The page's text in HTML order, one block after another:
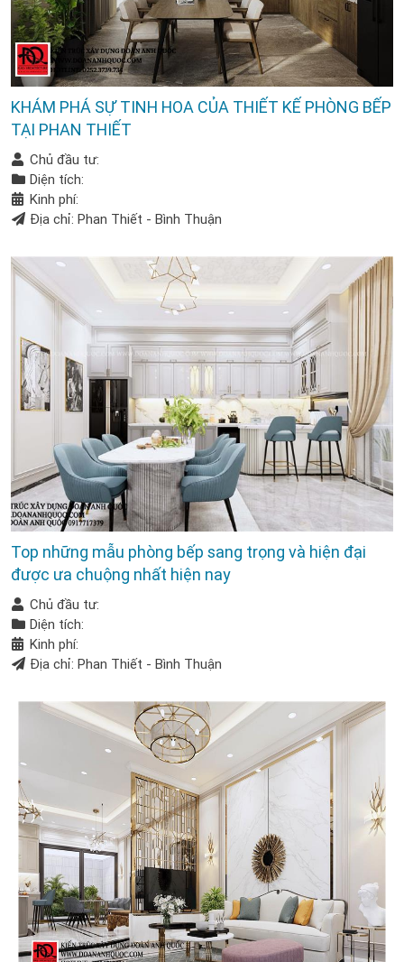
KHÁM PHÁ SỰ TINH HOA CỦA THIẾT KẾ PHÒNG BẾP
TẠI PHAN THIẾT
Chủ đầu tư:
Diện tích:
Kinh phí:
Địa chỉ: Phan Thiết - Bình Thuận
Top những mẫu phòng bếp sang trọng và hiện đại
được ưa chuộng nhất hiện nay
Chủ đầu tư:
Diện tích:
Kinh phí:
Địa chỉ: Phan Thiết - Bình Thuận